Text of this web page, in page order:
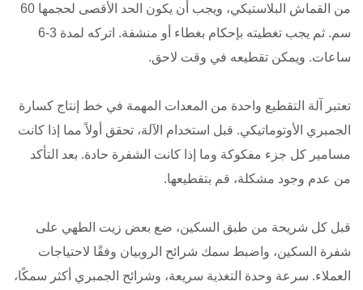
من القماش البلاستيكي، ويجب أن يكون الحد الأقصى لحجمها 60
سم. ثم يجب تغطيته بإحكام بغطاء أو منشفة. اتركه لمدة 3-6
ساعات. ويمكن تقطيعه في وقت لاحق.
تعتبر آلة التقطيع واحدة من المعدات المهمة في خط إنتاج كسارة
الجمبري الأوتوماتيكي. قبل استخدام الآلة، تحقق أولاً مما إذا كانت
مسامير كل جزء مفكوكة وما إذا كانت الشفرة حادة. بعد التأكد
من عدم وجود مشكلة، قم بتقطيعها.
قبل كل شريحة من طبق السكين، ضع بعض زيت الطهي على
شفرة السكين، واضبط سمك شرائح الروبيان وفقًا لاحتياجات
العملاء. سرعة وحدة التغذية سريعة، وشرائح الجمبري أكثر سمكًا،